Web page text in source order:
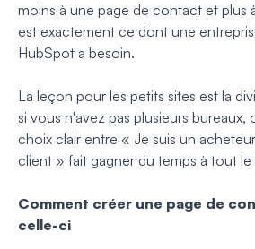
moins à une page de contact et plus
est exactement ce dont une
HubSpot a besoin.
La leçon pour les petits sites est la
si vous n'avez pas plusieurs bureaux,
choix clair entre « Je suis un
client » fait gagner du temps à tout
Comment créer une page de
celle-ci